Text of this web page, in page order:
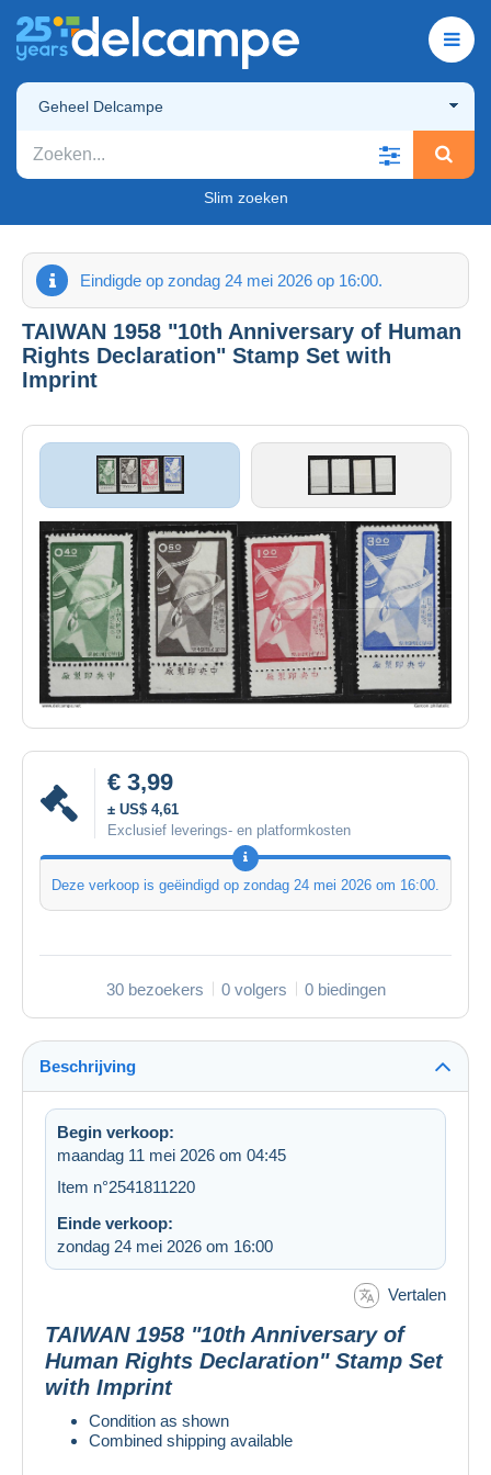
Geheel Delcampe
Slim zoeken
Eindigde op zondag 24 mei 2026 op 16:00.
TAIWAN 1958 "10th Anniversary of Human
Rights Declaration" Stamp Set with
Imprint
€ 3,99
± US$ 4,61
Exclusief leverings- en platformkosten
Deze verkoop is geëindigd op zondag 24 mei 2026 om 16:00
30 bezoekers 0 volgers 0 biedingen
Beschrijving
Begin verkoop:
maandag 11 mei 2026 om 04:45
Item n°2541811220
Einde verkoop:
zondag 24 mei 2026 om 16:00
Vertalen
TAIWAN 1958 "10th Anniversary of
Human Rights Declaration" Stamp Set
with Imprint
Condition as shown
Combined shipping available